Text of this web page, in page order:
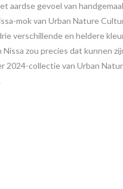
aardse gevoel van
mok van Urban Nature
verschillende en heldere
Nissa zou precies dat kunnen
2024-collectie van Urban